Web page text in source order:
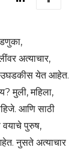
अत्याचार,
उघडकीस येत आहेत.
मुली, महिला,
आणि साठी
वयाचे पुरुष,
नुसते अत्याचार